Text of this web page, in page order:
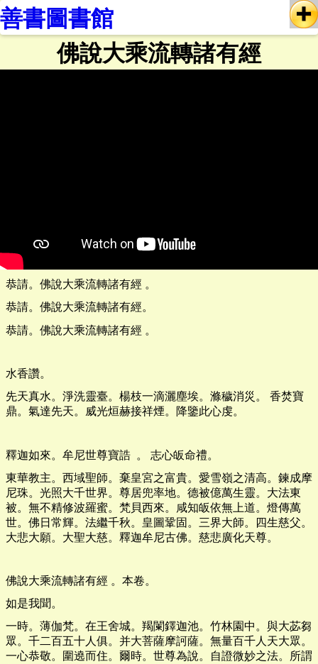
善書圖書館
佛說大乘流轉諸有經
恭請。佛說大乘流轉諸有經 。
恭請。佛說大乘流轉諸有經。
恭請。佛說大乘流轉諸有經 。
水香讚。
先天真水。淨洗靈臺。楊枝一滴灑塵埃。滌穢消災。 香焚寶
鼎。氣達先天。威光烜赫接祥煙。降鑒此心虔。
釋迦如來。牟尼世尊寶誥 。 志心皈命禮。
東華教主。西域聖師。棄皇宮之富貴。愛雪嶺之清高。鍊成摩
尼珠。光照大千世界。尊居兜率地。德被億萬生靈。大法東
被。無不精修波羅蜜。梵貝西來。咸知皈依無上道。燈傳萬
世。佛日常輝。法繼千秋。皇圖鞏固。三界大師。四生慈父。
大悲大願。大聖大慈。釋迦牟尼古佛。慈悲廣化天尊。
佛說大乘流轉諸有經 。本卷。
如是我聞。
一時。薄伽梵。在王舍城。羯闌鐸迦池。竹林園中。與大苾芻
眾。千二百五十人俱。并大菩薩摩訶薩。無量百千人天大眾。
一心恭敬。圍遶而住。爾時。世尊為說。自證微妙之法。所謂